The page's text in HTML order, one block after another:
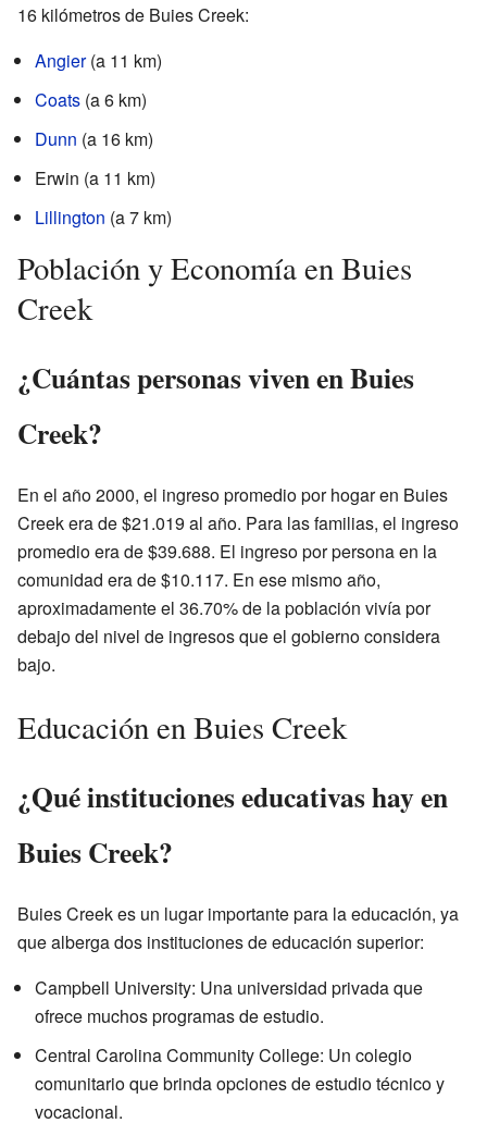
16 kilómetros de Buies Creek:
Angier(a 11 km)
Coats (a 6 km)
Dunn (a 16 km)
Erwin (a 11 km)
Lillington (a 7 km)
Población y Economía en Buies
Creek
¿Cuántas personas viven en Buies
Creek?
En el año 2000, el ingreso promedio por hogar en Buies
Creek era de $21.019 al año. Para las familias, el ingreso
promedio era de $39.688. El ingreso por persona en la
comunidad era de $10.117. En ese mismo año,
aproximadamente el 36.70% de la población vivía por
debajo del nivel de ingresos que el gobierno considera
bajo.
Educación en Buies Creek
¿Qué instituciones educativas hay en
Buies Creek?
Buies Creek es un lugar importante para la educación, ya
que alberga dos instituciones de educación superior:
Campbell University: Una universidad privada que
ofrece muchos programas de estudio.
Central Carolina Community College: Un colegio
comunitario que brinda opciones de estudio técnico y
vocacional.